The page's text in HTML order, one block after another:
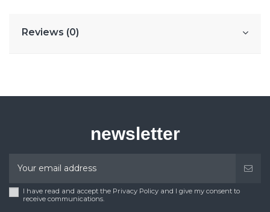
Reviews (0)
newsletter
I have read and accept the Privacy Policy and I give my consent to
receive communications.